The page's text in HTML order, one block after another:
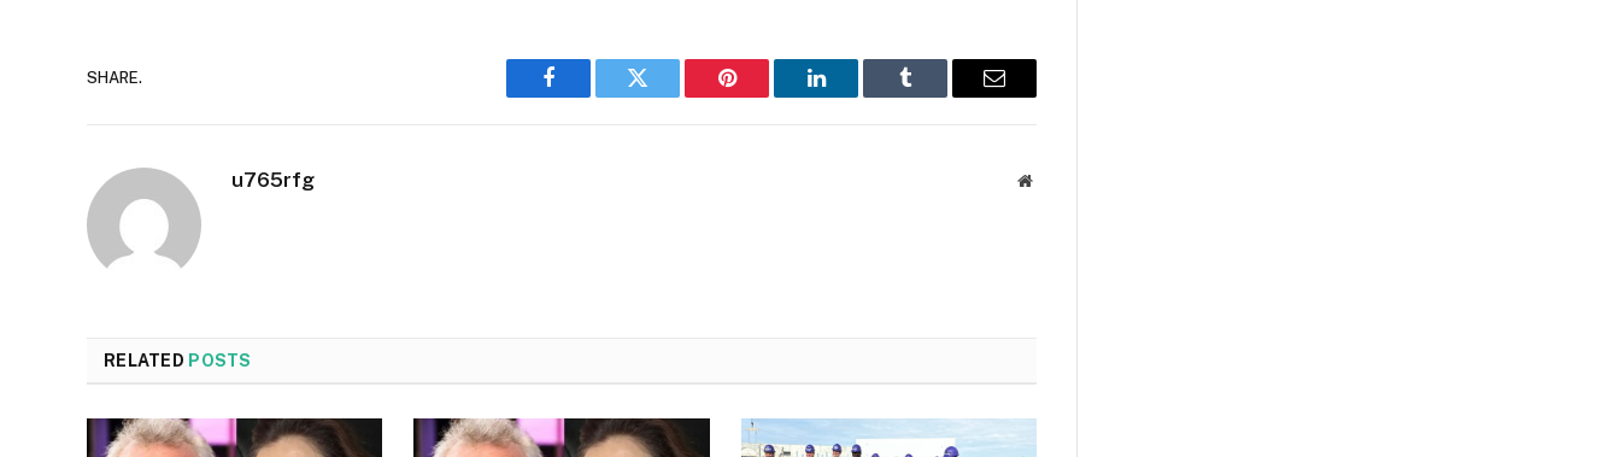
SHARE.
Facebook Twitter Pinterest LinkedIn Tumblr Email
u765rfg Website
RELATED POSTS